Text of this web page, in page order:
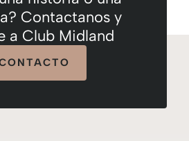
Contactanos y
a Club Midland